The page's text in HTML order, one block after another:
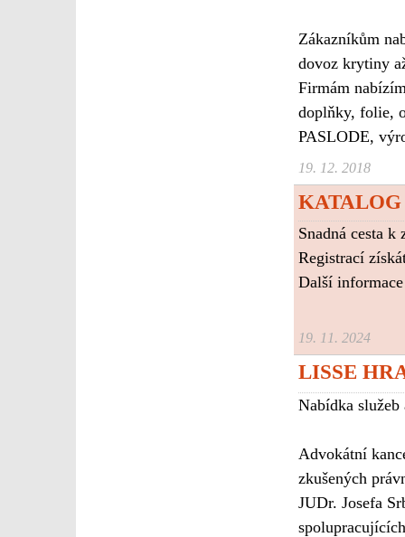
Zákazníkům
dovoz krytiny
Firmám
doplňky, folie,
PASLODE,
19. 12. 2018
Snadná cesta
Registrací
Další
19. 11. 2024
LISSE
Nabídka služeb
Advokátní
zkušených
JUDr. Josefa